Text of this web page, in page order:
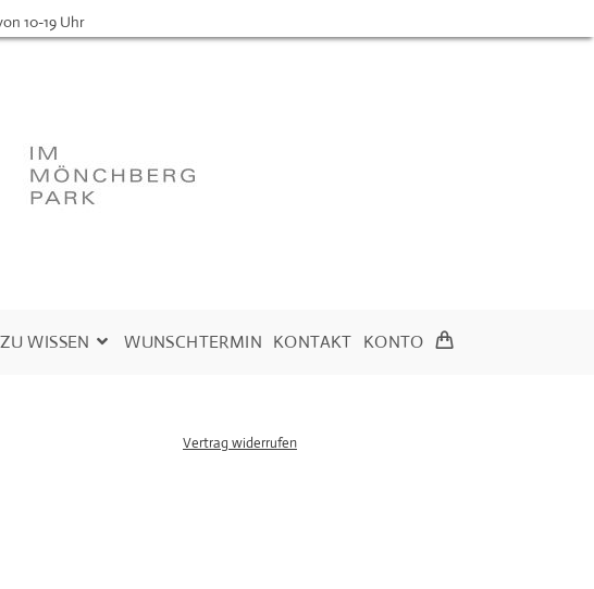
10-19 Uhr
WISSEN WUNSCHTERMIN KONTAKT KONTO
Vertrag widerrufen